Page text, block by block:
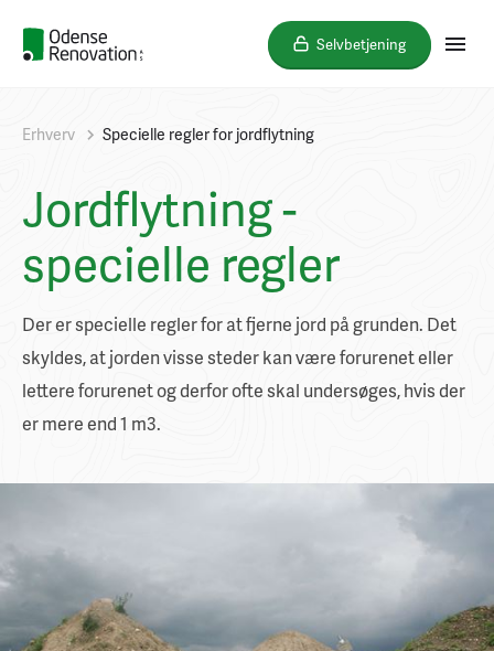
Selvbetjening
Erhverv Specielle regler for jordflytning
Jordflytning -
specielle regler
Der er specielle regler for at fjerne jord på grunden. Det
skyldes, at jorden visse steder kan være forurenet eller
lettere forurenet og derfor ofte skal undersøges, hvis der
er mere end 1 m3.